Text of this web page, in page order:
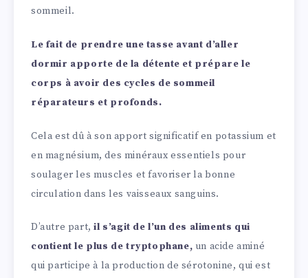
sommeil.
Le fait de prendre une tasse avant d’aller
dormir apporte de la détente et prépare le
corps à avoir des cycles de sommeil
réparateurs et profonds.
Cela est dû à son apport significatif en potassium et
en magnésium, des minéraux essentiels pour
soulager les muscles et favoriser la bonne
circulation dans les vaisseaux sanguins.
D’autre part,il s’agit de l’un des aliments qui
contient le plus de tryptophane, un acide aminé
qui participe à la production de sérotonine, qui est